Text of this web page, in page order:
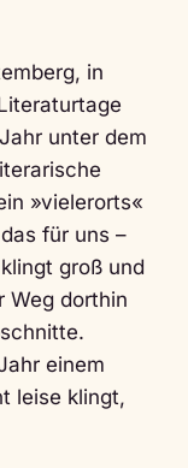
in
unter dem
»vielerorts«
für uns –
groß und
Weg dorthin
einem
leise klingt,